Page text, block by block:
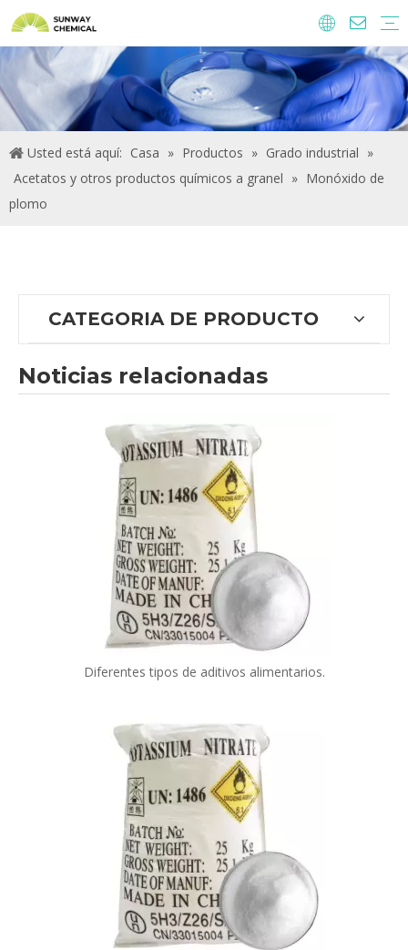
Usted está aquí: Casa » Productos » Grado industrial »
Acetatos y otros productos químicos a granel » Monóxido de
plomo
CATEGORIA DE PRODUCTO
Noticias relacionadas
Diferentes tipos de aditivos alimentarios.